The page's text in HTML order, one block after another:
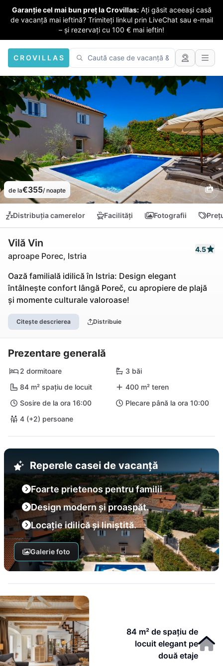
Garanție cel mai bun preț la Crovillas: Ați găsit aceeași casă
de vacanță mai ieftină? Trimiteți linkul prin LiveChat sau e-mail
– și rezervați cu 100 € mai ieftin!
CROVILLAS
de la€355/ noapte
Distribuția camerelor Facilități Fotografii
Vilă Vin
aproape Porec, Istria
4.5
Oază familială idilică în Istria: Design elegant
întâlnește confort lângă Poreč, cu apropiere de plajă
și momente culturale valoroase!
Citește descrierea Distribuie
Prezentare generală
2 dormitoare
3 băi
84 m² spațiu de locuit
400 m² teren
Sosire de la ora 16:00
Plecare până la ora 10:00
4 (+2) persoane
Reperele casei de vacanță
Foarte prietenos pentru familii
Design modern și proaspăt.
Locație idilică și liniștită.
Galerie foto
84 m² de spațiu de
locuit elegant pe
două etaje